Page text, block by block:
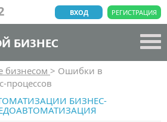
РЕГИСТРАЦИЯ
ВХОД
БИЗНЕС
бизнесом > Ошибки в
процессов
БИЗНЕС-